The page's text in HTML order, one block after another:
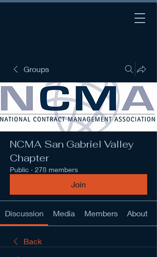
Groups
NCMA San Gabriel Valley
Chapter
Public · 278 members
Join
Discussion Media Members About
Back